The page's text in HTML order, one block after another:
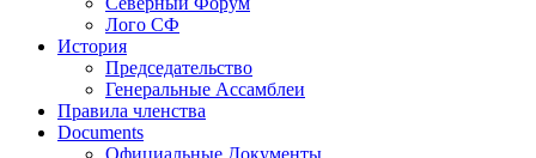
Лого СФ
История
Председательство
Генеральные Ассамблеи
Правила членства
Documents
Официальные Документы